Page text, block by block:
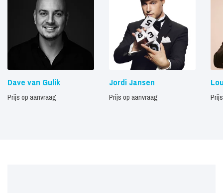
Dave van Gulik
Prijs op aanvraag
Jordi Jansen
Prijs op aanvraag